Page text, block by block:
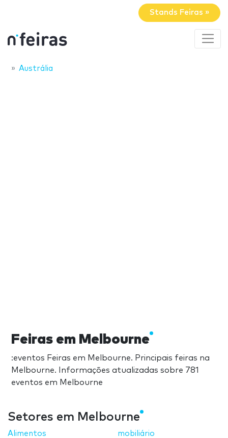
Stands Feiras »
Austrália
Feiras em Melbourne
:eventos Feiras em Melbourne. Principais feiras na
Melbourne. Informações atualizadas sobre 781
eventos em Melbourne
Setores em Melbourne
Alimentos
mobiliário